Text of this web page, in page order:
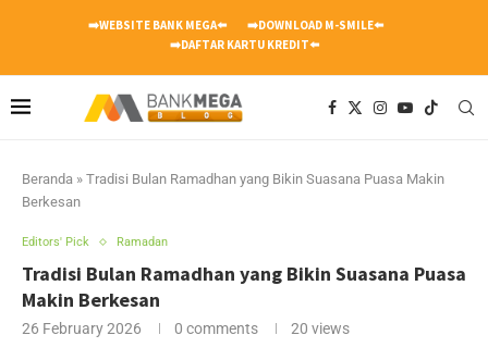
➡️WEBSITE BANK MEGA⬅️
➡️DOWNLOAD M-SMILE⬅️
➡️DAFTAR KARTU KREDIT⬅️
Beranda » Tradisi Bulan Ramadhan yang Bikin Suasana Puasa Makin
Berkesan
Editors' Pick Ramadan
Tradisi Bulan Ramadhan yang Bikin Suasana Puasa
Makin Berkesan
26 February 2026 0 comments 20 views